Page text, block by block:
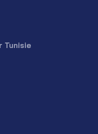
Tunisie